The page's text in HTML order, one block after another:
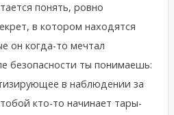
понять, ровно
в котором находятся
он когда-то мечтал
безопасности ты понимаешь:
в наблюдении за
кто-то начинает тары-